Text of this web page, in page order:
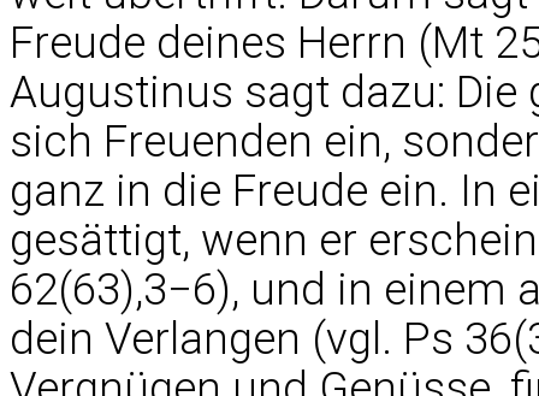
Freude deines Herrn (Mt
Augustinus sagt dazu:
sich Freuenden ein,
ganz in die Freude ein. In
gesättigt, wenn er
62(63),3−6), und in einem
dein Verlangen (vgl. Ps